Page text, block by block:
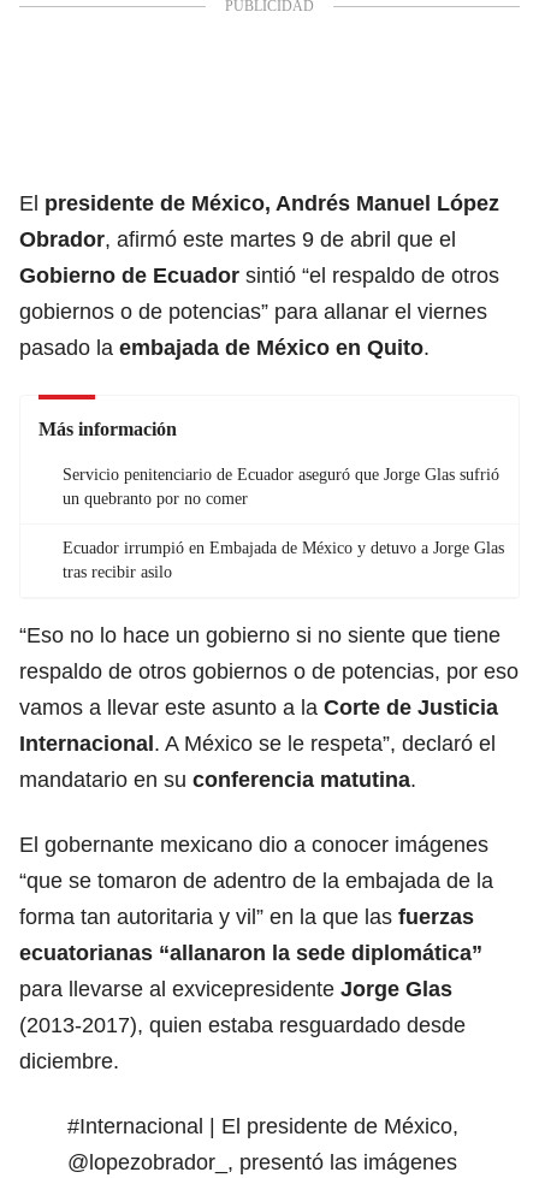
El presidente de México, Andrés Manuel López
Obrador, afirmó este martes 9 de abril que el
Gobierno de Ecuador sintió “el respaldo de otros
gobiernos o de potencias” para allanar el viernes
pasado la embajada de México en Quito.
Más información
Servicio penitenciario de Ecuador aseguró que Jorge Glas sufrió
un quebranto por no comer
Ecuador irrumpió en Embajada de México y detuvo a Jorge Glas
tras recibir asilo
“Eso no lo hace un gobierno si no siente que tiene
respaldo de otros gobiernos o de potencias, por eso
vamos a llevar este asunto a la Corte de Justicia
Internacional. A México se le respeta”, declaró el
mandatario en su conferencia matutina.
El gobernante mexicano dio a conocer imágenes
“que se tomaron de adentro de la embajada de la
forma tan autoritaria y vil” en la que las fuerzas
ecuatorianas “allanaron la sede diplomática”
para llevarse al exvicepresidente Jorge Glas
(2013-2017), quien estaba resguardado desde
diciembre.
#Internacional | El presidente de México,
@lopezobrador_ , presentó las imágenes